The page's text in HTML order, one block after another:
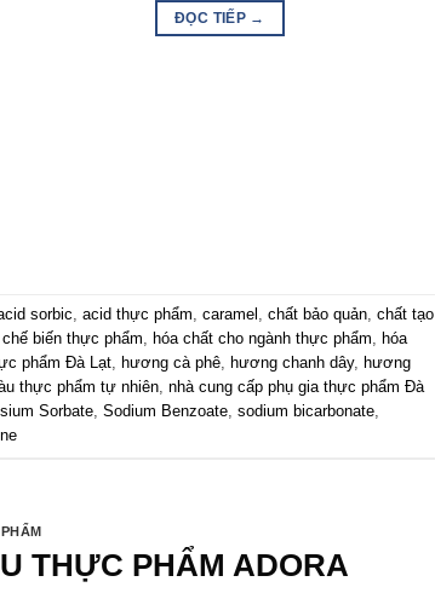
ĐỌC TIẾP →
sorbic, acid thực phẩm, caramel , chất bảo quản, chất tạo
chế biến thực phẩm, hóa chất cho ngành thực phẩm, hóa
phẩm Đà Lạt, hương cà phê, hương chanh dây, hương
thực phẩm tự nhiên, nhà cung cấp phụ gia thực phẩm Đà
Sorbate, Sodium Benzoate, sodium bicarbonate,
THỰC PHẨM ADORA